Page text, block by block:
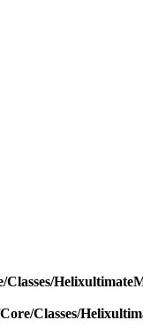
Classes/
Classes/